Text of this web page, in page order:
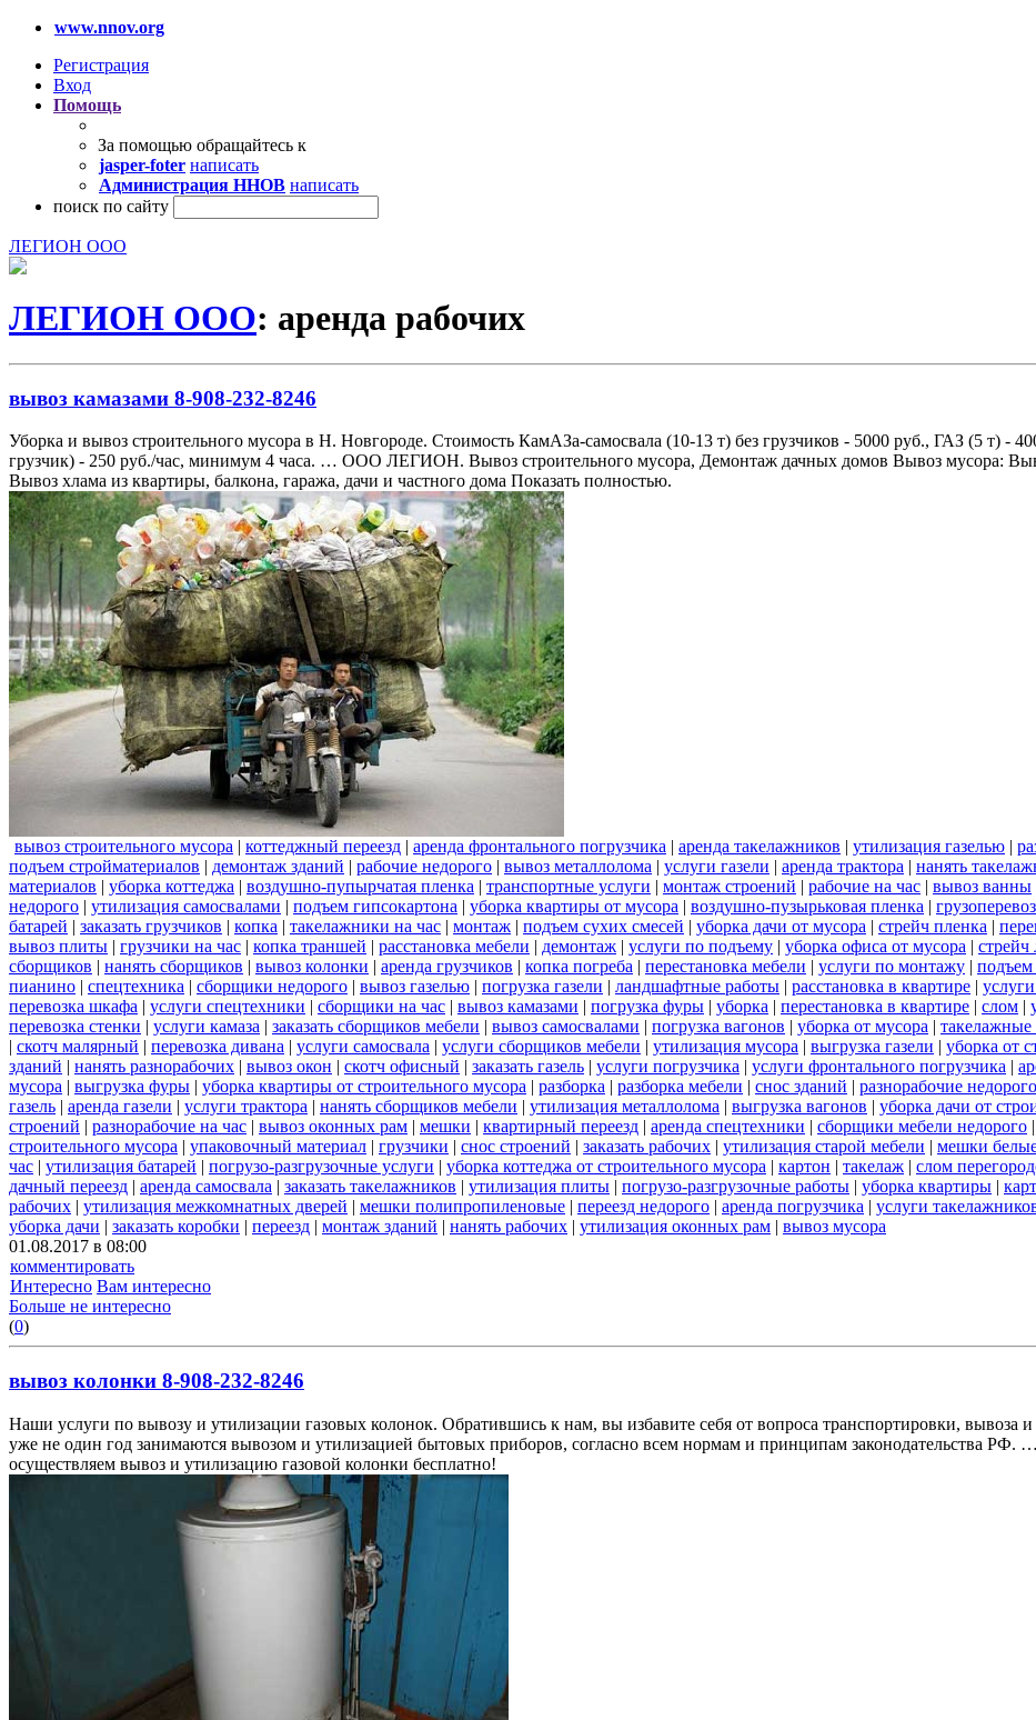
www.nnov.org
Регистрация
Вход
Помощь
За помощью обращайтесь к
jasper-foter написать
Администрация ННОВ написать
поиск по сайту
ЛЕГИОН ООО
ЛЕГИОН ООО: аренда рабочих
вывоз камазами 8-908-232-8246
Уборка и вывоз строительного мусора в Н. Новгороде. Стоимость КамАЗа-самосвала (10-13 т) без грузчиков - 5000 руб., ГАЗ (5 т) -
грузчик) - 250 руб./час, минимум 4 часа. … ООО ЛЕГИОН. Вывоз строительного мусора, Демонтаж дачных домов Вывоз мусора:
Вывоз хлама из квартиры, балкона, гаража, дачи и частного дома Показать полностью.
вывоз строительного мусора | коттеджный переезд | аренда фронтального погрузчика | аренда такелажников | утилизация газелью |
подъем стройматериалов | демонтаж зданий | рабочие недорого | вывоз металлолома | услуги газели | аренда трактора | нанять
материалов | уборка коттеджа | воздушно-пупырчатая пленка | транспортные услуги | монтаж строений | рабочие на час | вывоз ванны
недорого | утилизация самосвалами | подъем гипсокартона | уборка квартиры от мусора | воздушно-пузырьковая пленка |
батарей | заказать грузчиков | копка | такелажники на час | монтаж | подъем сухих смесей | уборка дачи от мусора | стрейч пленка |
вывоз плиты | грузчики на час | копка траншей | расстановка мебели | демонтаж | услуги по подъему | уборка офиса от мусора | стрейч
сборщиков | нанять сборщиков | вывоз колонки | аренда грузчиков | копка погреба | перестановка мебели | услуги по монтажу |
пианино | спецтехника | сборщики недорого | вывоз газелью | погрузка газели | ландшафтные работы | расстановка в квартире |
перевозка шкафа | услуги спецтехники | сборщики на час | вывоз камазами | погрузка фуры | уборка | перестановка в квартире | слом |
перевозка стенки | услуги камаза | заказать сборщиков мебели | вывоз самосвалами | погрузка вагонов | уборка от мусора | такелажные
| скотч малярный | перевозка дивана | услуги самосвала | услуги сборщиков мебели | утилизация мусора | выгрузка газели | уборка от
зданий | нанять разнорабочих | вывоз окон | скотч офисный | заказать газель | услуги погрузчика | услуги фронтального погрузчика |
мусора | выгрузка фуры | уборка квартиры от строительного мусора | разборка | разборка мебели | снос зданий | разнорабочие недорого
газель | аренда газели | услуги трактора | нанять сборщиков мебели | утилизация металлолома | выгрузка вагонов | уборка дачи от
строений | разнорабочие на час | вывоз оконных рам | мешки | квартирный переезд | аренда спецтехники | сборщики мебели недорого |
строительного мусора | упаковочный материал | грузчики | снос строений | заказать рабочих | утилизация старой мебели | мешки
час | утилизация батарей | погрузо-разгрузочные услуги | уборка коттеджа от строительного мусора | картон | такелаж | слом
дачный переезд | аренда самосвала | заказать такелажников | утилизация плиты | погрузо-разгрузочные работы | уборка квартиры |
рабочих | утилизация межкомнатных дверей | мешки полипропиленовые | переезд недорого | аренда погрузчика | услуги
уборка дачи | заказать коробки | переезд | монтаж зданий | нанять рабочих | утилизация оконных рам | вывоз мусора
01.08.2017 в 08:00
комментировать
Интересно Вам интересно
Больше не интересно
(0)
вывоз колонки 8-908-232-8246
Наши услуги по вывозу и утилизации газовых колонок. Обратившись к нам, вы избавите себя от вопроса транспортировки, вывоза
уже не один год занимаются вывозом и утилизацией бытовых приборов, согласно всем нормам и принципам законодательства
осуществляем вывоз и утилизацию газовой колонки бесплатно!